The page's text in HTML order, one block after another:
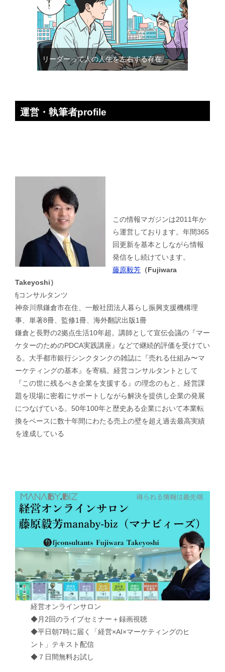
リーダーって人の人生を左右する存在
運営・執筆者profile
この情報マガジンは2011年か
ら運営しております。年間365
回更新を基本としながら情報
発信をし続けています。
藤原毅芳 （Fujiwara
Takeyoshi）
fjコンサルタンツ
神奈川県鎌倉市在住、一般社団法人暮らし振興支援機構理
事、単著8冊、監修1冊、海外翻訳出版1冊
鎌倉と長野の2拠点生活10年超。講師として宣伝会議の『マー
ケターのためのPDCA実践講座』などで継続的評価を受けてい
る。大手都市銀行シンクタンクの雑誌に『売れる仕組み〜マ
ーケティングの基本』を寄稿。経営コンサルタントとして
『この世に残るべき企業を支援する』の理念のもと、経営課
題を現場に密着にサポートしながら解決を提供し企業の発展
につなげている。50年100年と歴史ある企業において本業転
換をベースに数十年間にわたる売上の壁を超え過去最高実績
を達成している
経営オンラインサロン
◆月2回のライブセミナー＋録画視聴
◆平日朝7時に届く「経営×AI×マーケティングのヒ
ント」テキスト配信
◆７日間無料お試し